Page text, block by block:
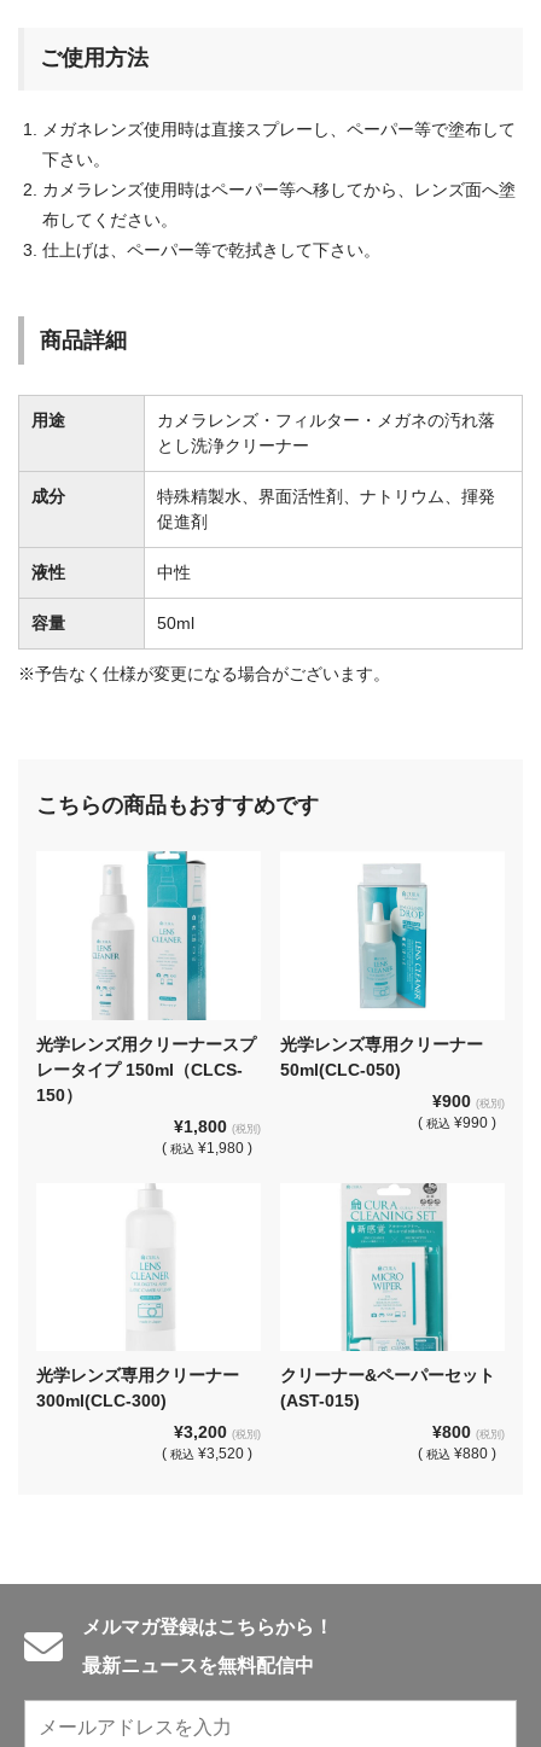
ご使用方法
メガネレンズ使用時は直接スプレーし、ペーパー等で塗布して
下さい。
カメラレンズ使用時はペーパー等へ移してから、レンズ面へ塗
布してください。
仕上げは、ペーパー等で乾拭きして下さい。
商品詳細
用途
カメラレンズ・フィルター・メガネの汚れ落
とし洗浄クリーナー
成分
特殊精製水、界面活性剤、ナトリウム、揮発
促進剤
液性 中性
容量 50ml
※予告なく仕様が変更になる場合がございます。
こちらの商品もおすすめです
光学レンズ用クリーナースプ
レータイプ 150ml（CLCS-
150）
¥1,800(税別)
(税込 ¥1,980 )
光学レンズ専用クリーナー
50ml(CLC-050)
¥900(税別)
(税込 ¥990 )
光学レンズ専用クリーナー
300ml(CLC-300)
¥3,200(税別)
(税込 ¥3,520 )
クリーナー&ペーパーセット
(AST-015)
¥800(税別)
(税込 ¥880 )
メルマガ登録はこちらから！
最新ニュースを無料配信中